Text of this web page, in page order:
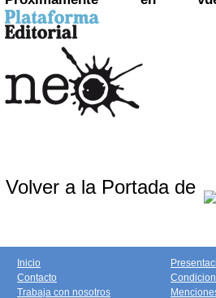
Volver a la Portada de
Inicio
Contacto
Trabaja con nosotros